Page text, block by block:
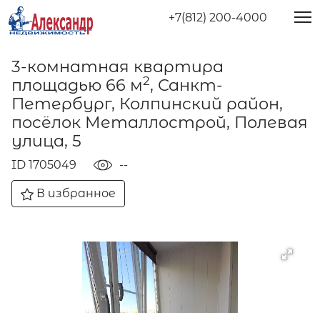
+7(812) 200-4000
3-комнатная квартира
площадью 66 м2, Санкт-
Петербург, Колпинский район,
посёлок Металлострой, Полевая
улица, 5
ID 1705049 --
В избранное